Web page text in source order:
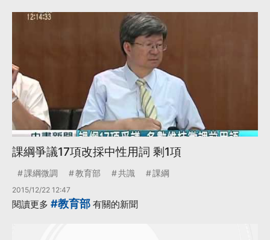
課綱爭議17項改採中性用詞 剩1項
課綱微調 教育部 共識 課綱
2015/12/22 12:47
閱讀更多 #教育部 有關的新聞